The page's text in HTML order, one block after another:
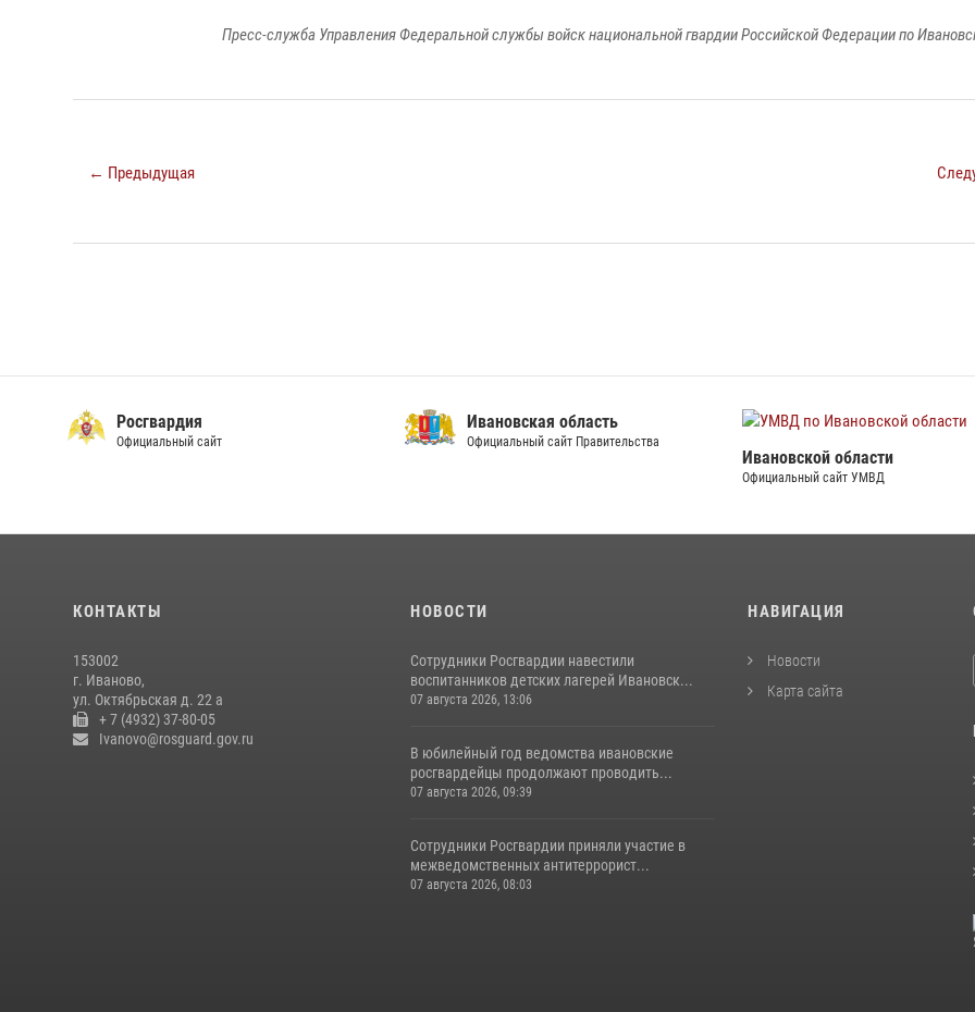
Пресс-служба Управления Федеральной службы войск национальной гвардии Российской Федерации по
← Предыдущая
Ивановская область
Официальный сайт Правительства
СУ СК по Ивановской
КОНТАКТЫ
153002
г. Иваново,
ул. Октябрьская д. 22 а
+ 7 (4932) 37-80-05
Ivanovo@rosguard.gov.ru
НОВОСТИ
Сотрудники Росгвардии навестили
воспитанников детских лагерей Ивановск...
07 августа 2026, 13:06
В юбилейный год ведомства ивановские
росгвардейцы продолжают проводить...
07 августа 2026, 09:39
Сотрудники Росгвардии приняли участие в
межведомственных антитеррорист...
07 августа 2026, 08:03
НАВИГАЦИЯ
Новости
Карта сайта